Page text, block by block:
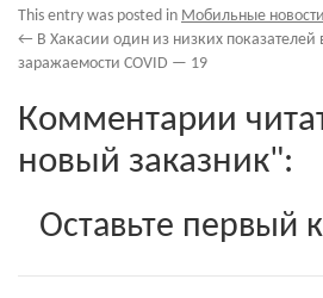
This entry was posted in Мобильные новости
← В Хакасии один из низких
заражаемости COVID — 19
Комментарии
новый заказник":
Оставьте первый